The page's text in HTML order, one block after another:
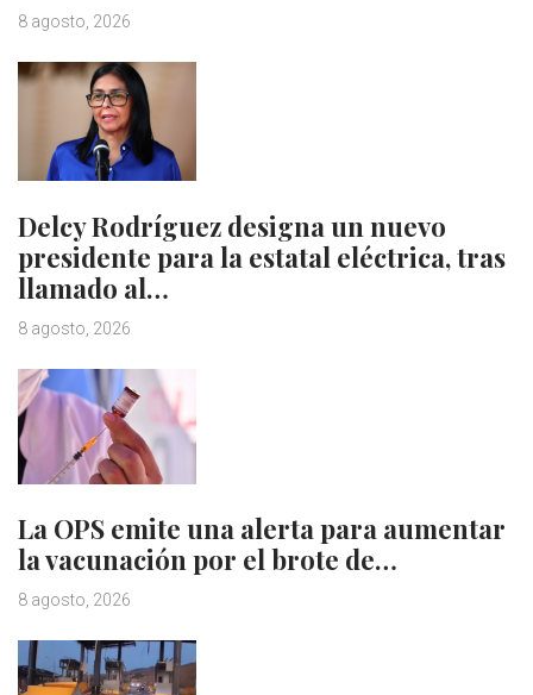
8 agosto, 2026
Delcy Rodríguez designa un nuevo
presidente para la estatal eléctrica, tras
llamado al…
8 agosto, 2026
La OPS emite una alerta para aumentar
la vacunación por el brote de…
8 agosto, 2026